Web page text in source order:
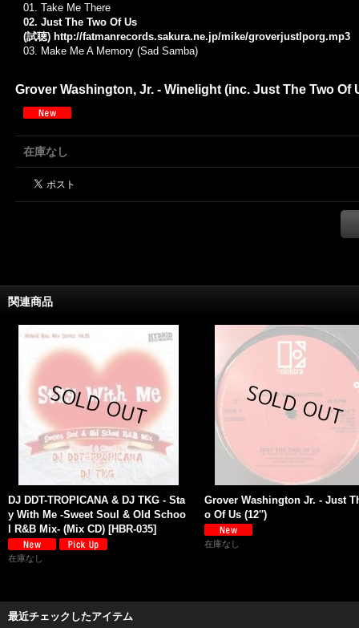
01. Take Me There
02. Just The Two Of Us
(試聴) http://fatmanrecords.sakura.ne.jp/mike/groverjustlporg.mp3
03. Make Me A Memory (Sad Samba)
Grover Washington, Jr. - Winelight (inc. Just The Two Of
在庫なし
関連商品
DJ DDT-TROPICANA & DJ TKG - Sta
y With Me -Sweet Soul & Old Schoo
l R&B Mix- (Mix CD) [HBR-035]
在庫なし
Grover Washington Jr. - Just
o Of Us (12'')
在庫なし
最近チェックしたアイテム